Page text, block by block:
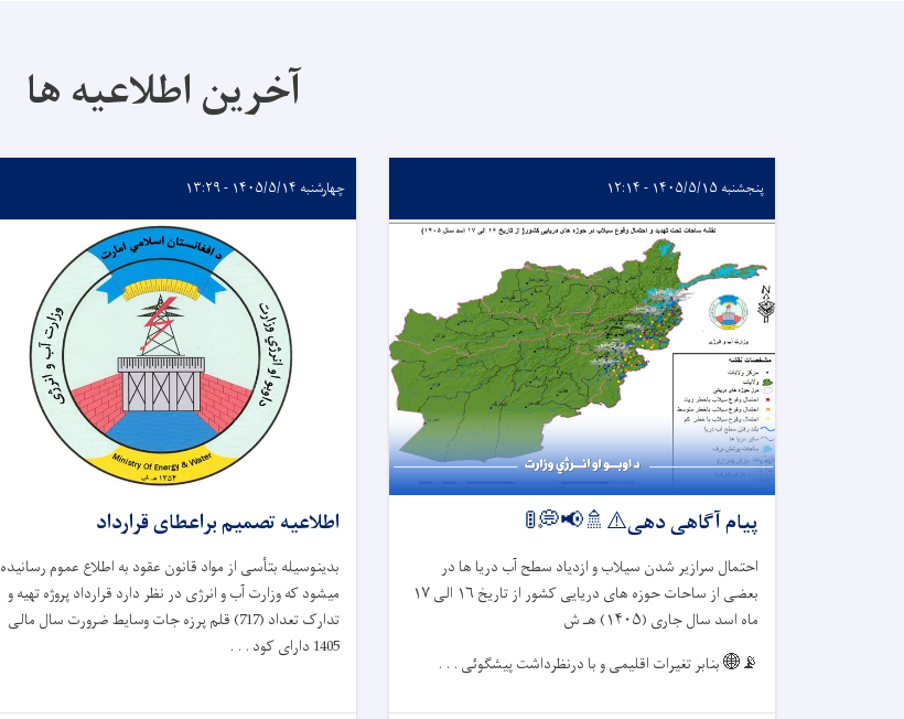
آخرین اطلاعیه ها
پنجشنبه ۱۴۰۵/۵/۱۵ - ۱۲:۱۴
پیام آگاهی دهی⚠️🚿📢💭🚦
احتمال سرازیر شدن سیلاب و ازدیاد سطح آب دریا ها در
بعضی از ساحات حوزه های دریایی کشور از تاریخ ۱۶ الی۱۷
ماه اسد سال جاری (۱۴۰۵) هـ ش
📡🌐بنابر تغیرات اقلیمی و با درنظرداشت پیشگوئی . . .
چهارشنبه ۱۴۰۵/۵/۱۴ - ۱۳:۲۹
اطلاعیه تصمیم براعطای قرارداد
بدینوسیله بتأسی از مواد قانون عقود به اطلاع عموم رسانیده
میشود که وزارت آب و انرژی در نظر دارد قرارداد پروژه تهیه و
تدارک تعداد (717) قلم پرزه جات وسایط ضرورت سال مالی
1405 دارای کود . . .